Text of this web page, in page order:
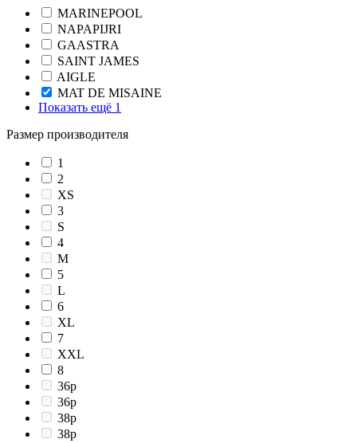
MARINEPOOL
NAPAPIJRI
GAASTRA
SAINT JAMES
AIGLE
MAT DE MISAINE
Показать ещё 1
Размер производителя
1
2
XS
3
S
4
M
5
L
6
XL
7
XXL
8
36p
36р
38p
38р